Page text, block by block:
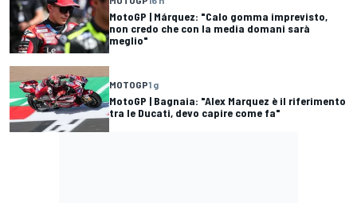
MotoGP | Márquez: "Calo gomma imprevisto,
non credo che con la media domani sarà
meglio"
MOTOGP1 g
MotoGP | Bagnaia: "Alex Marquez è il riferimento
tra le Ducati, devo capire come fa"